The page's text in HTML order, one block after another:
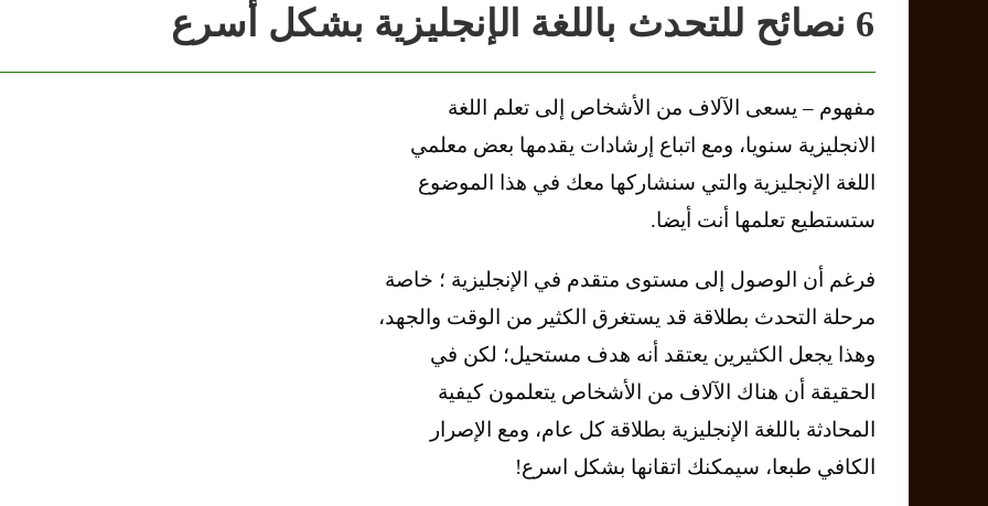
6 نصائح للتحدث باللغة الإنجليزية بشكل أسرع
مفهوم – يسعى الآلاف من الأشخاص إلى تعلم اللغة
الانجليزية سنويا، ومع اتباع إرشادات يقدمها بعض معلمي
اللغة الإنجليزية والتي سنشاركها معك في هذا الموضوع
ستستطيع تعلمها أنت أيضا.
فرغم أن الوصول إلى مستوى متقدم في الإنجليزية ؛ خاصة
مرحلة التحدث بطلاقة قد يستغرق الكثير من الوقت والجهد،
وهذا يجعل الكثيرين يعتقد أنه هدف مستحيل؛ لكن في
الحقيقة أن هناك الآلاف من الأشخاص يتعلمون كيفية
المحادثة باللغة الإنجليزية بطلاقة كل عام، ومع الإصرار
الكافي طبعا، سيمكنك اتقانها بشكل اسرع!